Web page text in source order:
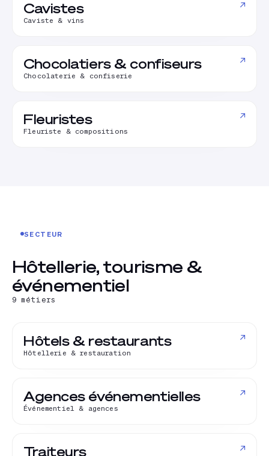
Cavistes
Caviste & vins
↗
Chocolatiers & confiseurs
Chocolaterie & confiserie
↗
Fleuristes
Fleuriste & compositions
↗
SECTEUR
Hôtellerie, tourisme &
événementiel
9 métiers
Hôtels & restaurants
Hôtellerie & restauration
↗
Agences événementielles
Événementiel & agences
↗
Traiteurs ↗